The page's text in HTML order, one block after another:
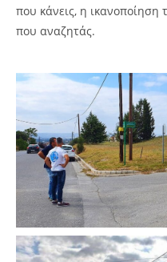
που κάνεις, η ικανοποίηση
που αναζητάς.